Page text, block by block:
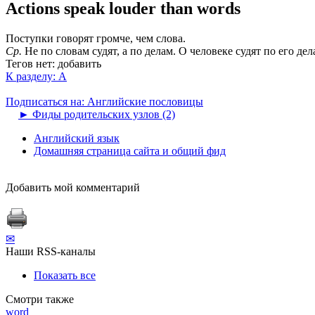
Actions speak louder than words
Поступки говорят громче, чем слова.
Ср. Не по словам судят, а по делам. О человеке судят по его
Тегов нет: добавить
К разделу: A
Подписаться на: Английские пословицы
► Фиды родительских узлов (2)
Английский язык
Домашняя страница сайта и общий фид
Добавить мой комментарий
✉
Наши RSS-каналы
Показать все
Смотри также
word